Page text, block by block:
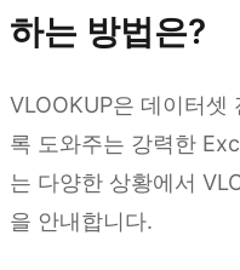
하는 방법은?
VLOOKUP은 데이터셋
록 도와주는 강력한
는 다양한 상황에서
을 안내합니다.